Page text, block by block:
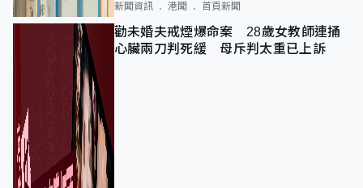
新聞資訊 港聞 首頁新聞
勸未婚夫戒煙爆命案 28歲女教師連捅
心臟兩刀判死緩 母斥判太重已上訴